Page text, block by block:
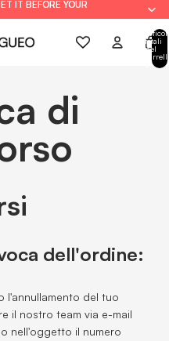
IT BEFORE YOUR
IT BEFORE YOUR
Articoli
totali
nel
di
dell'ordine:
l'annullamento del tuo
il nostro team via e-mail
nell'oggetto il numero